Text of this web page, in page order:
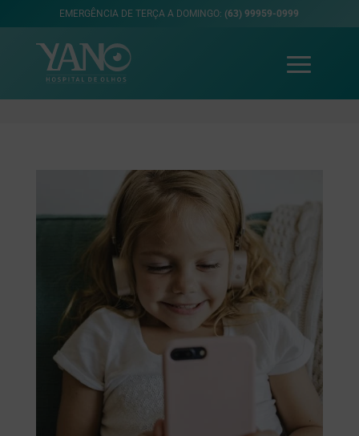
EMERGÊNCIA DE TERÇA A DOMINGO: (63) 99959-0999